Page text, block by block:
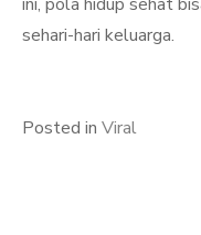
sehari-hari keluarga.
Posted in Viral